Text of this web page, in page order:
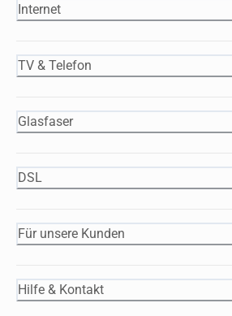
Internet
TV & Telefon
Glasfaser
DSL
Für unsere Kunden
Hilfe & Kontakt